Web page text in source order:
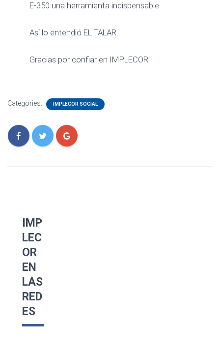
E-350 una herramienta indispensable.
Así lo entendió EL TALAR.
Gracias por confiar en IMPLECOR
Categories: IMPLECOR SOCIAL
IMP
LEC
OR
EN
LAS
RED
ES